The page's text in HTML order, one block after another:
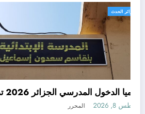
الجزائر الحدث
رسميا الدخول المدرسي الجزائر 2026 تم تأجيله
أغسطس 8, 2026